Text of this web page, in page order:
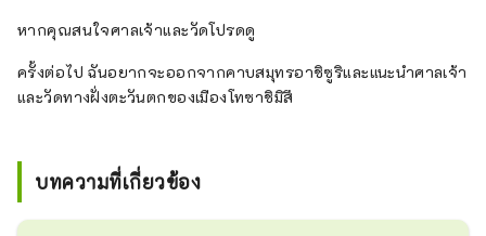
หากคุณสนใจศาลเจ้าและวัดโปรดดู
ครั้งต่อไป ฉันอยากจะออกจากคาบสมุทรอาชิซูริและแนะนำศาลเจ้า
และวัดทางฝั่งตะวันตกของเมืองโทซาชิมิสึ
บทความที่เกี่ยวข้อง